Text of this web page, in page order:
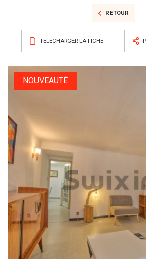
RETOUR
TÉLÉCHARGER LA FICHE
NOUVEAUTÉ